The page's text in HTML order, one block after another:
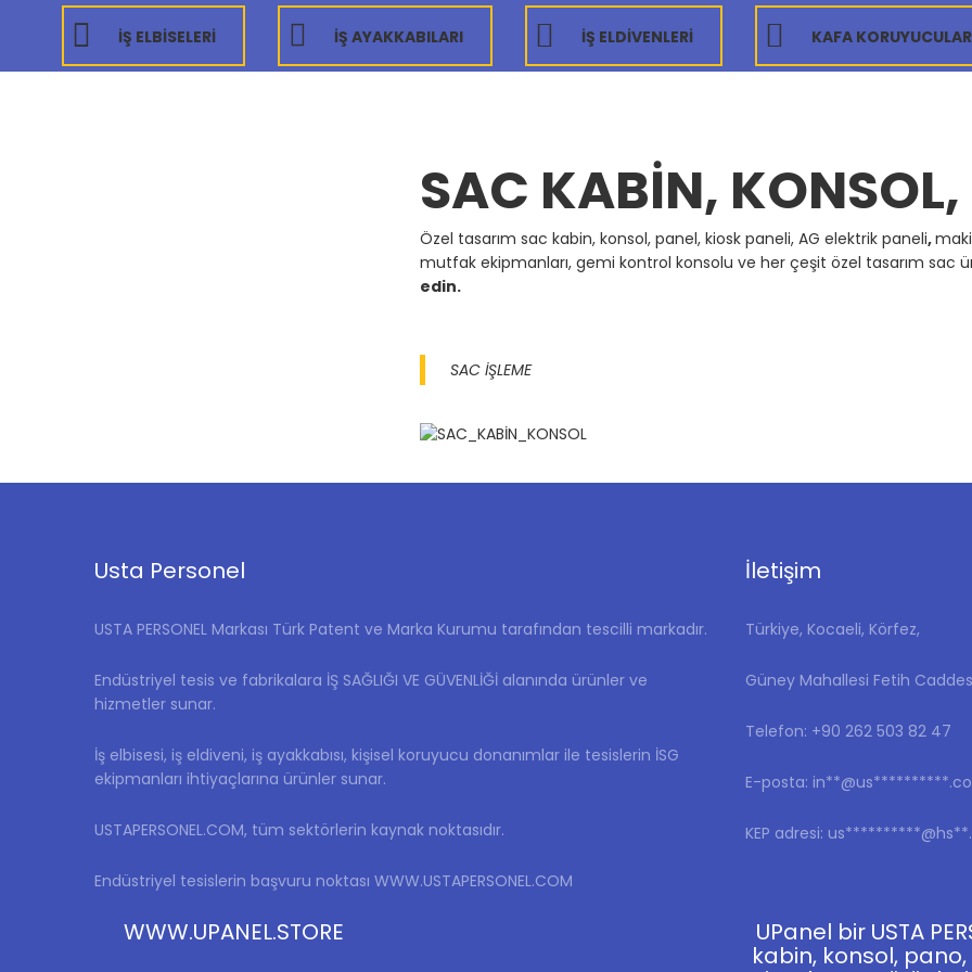
İŞ ELBİSELERİ İŞ AYAKKABILARI İŞ ELDİVENLERİ KAFA KORUYUCULAR
SAC KABIN,
Özel tasarım sac kabin, konsol, panel, kiosk paneli, AG elektrik paneli,
mutfak ekipmanları, gemi kontrol konsolu ve her çeşit özel tasarım sac
edin.
SAC İŞLEME
Usta Personel
USTA PERSONEL Markası Türk Patent ve Marka Kurumu tarafından tescilli markadır.
Endüstriyel tesis ve fabrikalara İŞ SAĞLIĞI VE GÜVENLİĞİ alanında ürünler ve
hizmetler sunar.
İş elbisesi, iş eldiveni, iş ayakkabısı, kişisel koruyucu donanımlar ile tesislerin İSG
ekipmanları ihtiyaçlarına ürünler sunar.
USTAPERSONEL.COM, tüm sektörlerin kaynak noktasıdır.
Endüstriyel tesislerin başvuru noktası WWW.USTAPERSONEL.COM
İletişim
Türkiye, Kocaeli, Körfez,
Güney Mahallesi Fetih
Telefon: ‎+90 262 503 82 47
E-posta:
KEP adresi:
WWW.UPANEL.STORE
UPanel bir USTA
kabin, konsol,